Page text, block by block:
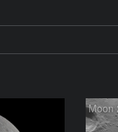
Moon